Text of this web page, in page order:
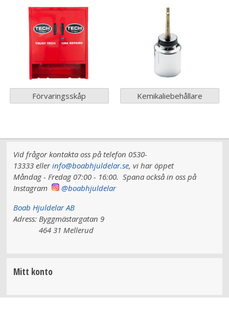
Förvaringsskåp Kemikaliebehållare
Vid frågor kontakta oss på telefon 0530-
13333 ellerinfo@boabhjuldelar.se, vi haröppet
Måndag - Fredag 07:00 - 16:00. Spana också in oss på
Instagram
@boabhjuldelar
Boab Hjuldelar AB
Adress: Byggmästargatan 9
464 31 Mellerud
Mitt konto